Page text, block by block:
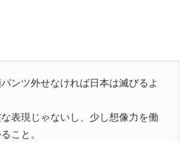
ンツ外せなければ日本は滅びるよ
表現じゃないし、少し想像力を働
こと。